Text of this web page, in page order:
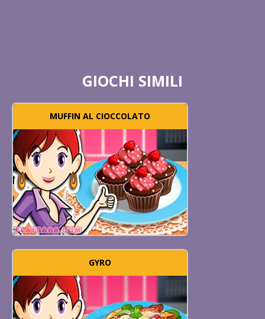
GIOCHI SIMILI
MUFFIN AL CIOCCOLATO
GYRO